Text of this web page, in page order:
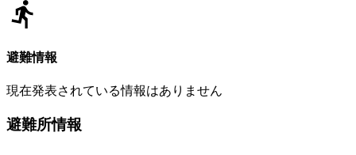
避難情報
現在発表されている情報はありません
避難所情報